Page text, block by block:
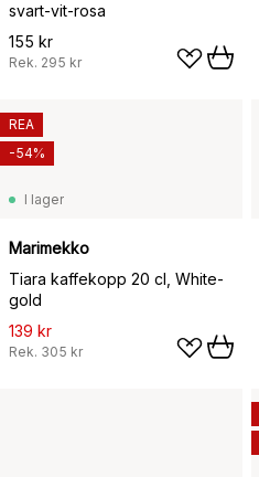
svart-vit-rosa
155 kr
Rek. 295 kr
I lager
Marimekko
Tiara kaffekopp 20 cl, White-
gold
139 kr
Rek. 305 kr
REA
-54%